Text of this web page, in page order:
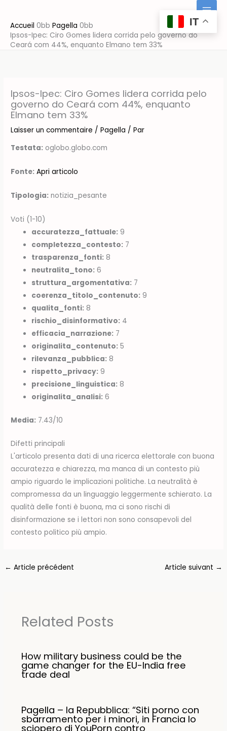
contenu
Accueil
Pagella
Ipsos-Ipec: Ciro Gomes lidera corrida pelo governo do
Ceará com 44%, enquanto Elmano tem 33%
Ipsos-Ipec: Ciro Gomes lidera corrida pelo
governo do Ceará com 44%, enquanto
Elmano tem 33%
Laisser un commentaire /Pagella / Par
Testata: oglobo.globo.com
Fonte: Apri articolo
Tipologia: notizia_pesante
Voti (1-10)
accuratezza_fattuale: 9
completezza_contesto: 7
trasparenza_fonti: 8
neutralita_tono: 6
struttura_argomentativa: 7
coerenza_titolo_contenuto: 9
qualita_fonti: 8
rischio_disinformativo: 4
efficacia_narrazione: 7
originalita_contenuto: 5
rilevanza_pubblica: 8
rispetto_privacy: 9
precisione_linguistica: 8
originalita_analisi: 6
Media: 7.43/10
Difetti principali
L'articolo presenta dati di una ricerca elettorale con buona
accuratezza e chiarezza, ma manca di un contesto più
ampio riguardo le implicazioni politiche. La neutralità è
compromessa da un linguaggio leggermente schierato. La
qualità delle fonti è buona, ma ci sono rischi di
disinformazione se i lettori non sono consapevoli del
contesto politico più ampio.
← Article précédent Article suivant →
Related Posts
How military business could be the
game changer for the EU-India free
trade deal
Pagella – la Repubblica: “Siti porno con
sbarramento per i minori, in Francia lo
sciopero di YouPorn contro
IT